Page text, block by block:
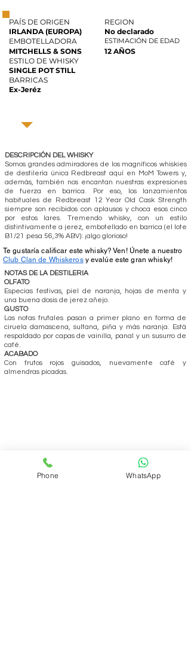
PAÍS DE ORIGEN
IRLANDA (EUROPA)
EMBOTELLADORA
MITCHELLS & SONS
REGION
No declarado
ESTIMACIÓN DE EDAD
12 AÑOS
ESTILO DE WHISKY
SINGLE POT STILL
BARRICAS
Ex-Jeréz
DESCRIPCIÓN DEL WHISKY
Somos grandes admiradores de los magníficos whiskies
de destilería única Redbreast aquí en MoM Towers y,
además, también nos encantan nuestras expresiones
de fuerza en barrica. Por eso, los lanzamientos
habituales de Redbreast 12 Year Old Cask Strength
siempre son recibidos con aplausos y choca esos cinco
por estos lares. Tremendo whisky, con un estilo
distintivamente a jerez, embotellado en barrica (el lote
B1/21 pesa 56,3% ABV): ¡algo glorioso!
Te gustaría calificar este whisky? Ven! Únete a nuestro
Club Clan de Whiskerosy evalúe este gran whisky!
NOTAS DE LA DESTILERIA
OLFATO
Especias festivas, piel de naranja, hojas de menta y
una buena dosis de jerez añejo.
GUSTO
Las notas frutales pasan a primer plano en forma de
ciruela damascena, sultana, piña y más naranja. Está
respaldado por capas de vainilla, panal y un susurro de
café.
ACABADO
Con frutos rojos guisados, nuevamente café y
almendras picadas.
Phone WhatsApp